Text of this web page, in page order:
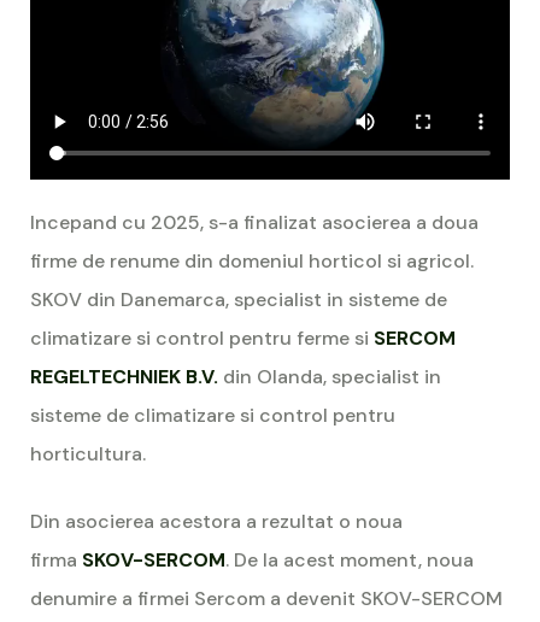
Incepand cu 2025, s-a finalizat asocierea a doua
firme de renume din domeniul horticol si agricol.
SKOV din Danemarca, specialist in sisteme de
climatizare si control pentru ferme si SERCOM
REGELTECHNIEK B.V. din Olanda, specialist in
sisteme de climatizare si control pentru
horticultura.
Din asocierea acestora a rezultat o noua
firma SKOV-SERCOM. De la acest moment, noua
denumire a firmei Sercom a devenit SKOV-SERCOM